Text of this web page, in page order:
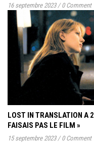
16 septembre 2023 / 0 Comment
LOST IN TRANSLATION A
FAISAIS PAS LE FILM »
15 septembre 2023 / 0 Comment